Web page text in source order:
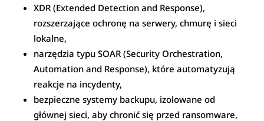
XDR (Extended Detection and Response),
rozszerzające ochronę na serwery, chmurę i sieci
lokalne,
narzędzia typu SOAR (Security Orchestration,
Automation and Response), które automatyzują
reakcje na incydenty,
bezpieczne systemy backupu, izolowane od
głównej sieci, aby chronić się przed ransomware,